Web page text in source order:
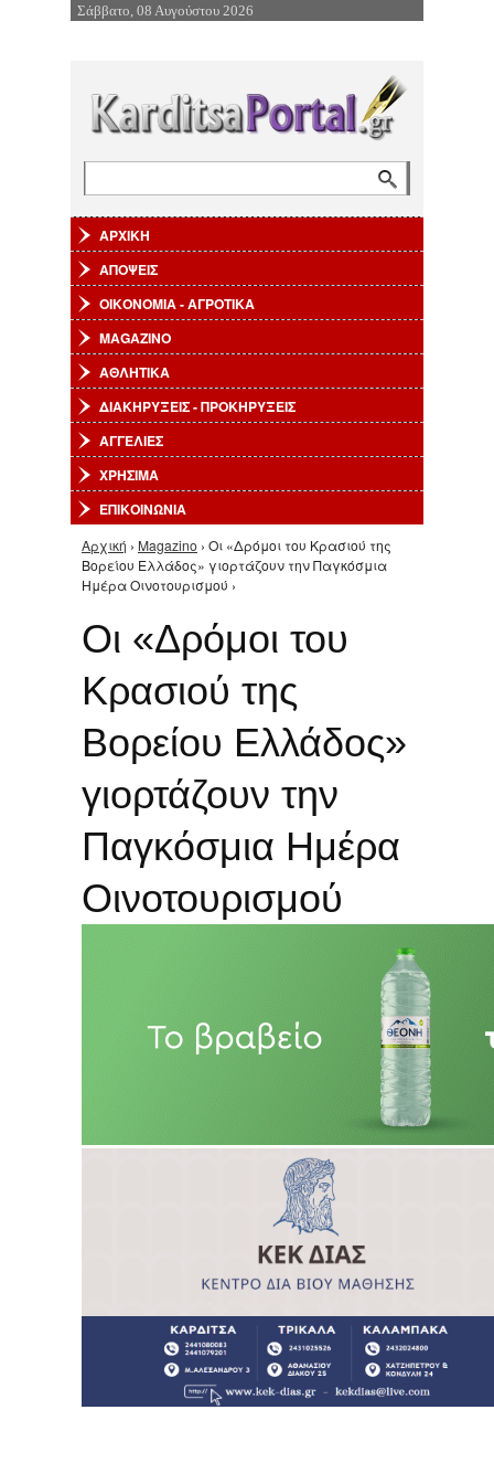
Επιστροφή στην Πλοήγηση
Σάββατο, 08 Αυγούστου 2026
ΑΡΧΙΚΗ
ΑΠΟΨΕΙΣ
ΟΙΚΟΝΟΜΙΑ - ΑΓΡΟΤΙΚΑ
MAGAZINO
ΑΘΛΗΤΙΚΑ
ΔΙΑΚΗΡΥΞΕΙΣ - ΠΡΟΚΗΡΥΞΕΙΣ
ΑΓΓΕΛΙΕΣ
ΧΡΗΣΙΜΑ
ΕΠΙΚΟΙΝΩΝΙΑ
Είστε εδώ
Αρχική › Magazino › Οι «Δρόμοι του Κρασιού της
Βορείου Ελλάδος» γιορτάζουν την Παγκόσμια
Ημέρα Οινοτουρισμού ›
Οι «Δρόμοι του
Κρασιού της
Βορείου Ελλάδος»
γιορτάζουν την
Παγκόσμια Ημέρα
Οινοτουρισμού